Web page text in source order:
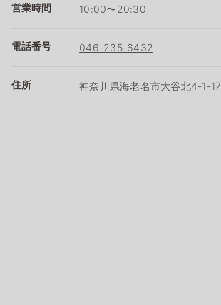
営業時間 10:00〜20:30
電話番号 046-235-6432
住所 神奈川県海老名市大谷北4-1-17